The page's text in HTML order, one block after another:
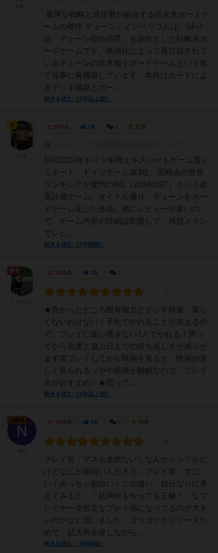
重厚な戦略と原作愛が融合する近未来ボードゲ
ームの傑作 デューン：インペリウムは、SF小
説「デューン砂の惑星」を原作とした戦略系ボ
ードゲームです。映画化によって再注目されて
いるデューンの世界観をボードゲームという形
で見事に再構築しています。本作はカードによ
るデッキ構築とボー...
続きを読む（1年以上前）
679名 7名 充実
6/102022年ドイツ年間エキスパートゲーム賞ノ
ミネート、ドイツゲーム賞3位、現時点の世界
ランキングが驚愕の6位（2024/10/7）という超
高評価ゲーム。タイトル通り、デューンをボー
ドゲーム化した作品。他にレビューが多いの
で、ゲーム内容の詳細は割愛して、感想メイン
でレビ...
続きを読む（2年弱前）
1035名 1名
★良かったところ固有能力とデッキ構築、楽し
くないわけない！手札でやれることが決まるの
で、プレイに迷い過ぎない1人でやれる！買っ
てから友達と遊ぶ日までの待ち遠しさが減らせ
ます笑プレイしてから映画を見ると、映画が楽
しく見られる（やや映画が難解なので、プレイ
先がおすすめ）★思って...
続きを読む（2年以上前）
勇者
1516名 4名 充実
プレイ前：マスも全然ないしなんかシンプルだ
けどなにが面白いんだろう…プレイ後：すご
い！めっちゃ面白い！この違い、自分なりに考
えてみると、「結局何をやっても正解！」なプ
レイヤー全肯定なプレイ感になってるのが大き
いのかなと思いました。コツコツとリソースた
めて、拡大再生産しながら...
続きを読む（3年弱前）
大賢者